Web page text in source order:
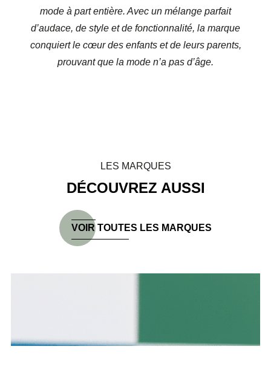
mode à part entière. Avec un mélange parfait
d’audace, de style et de fonctionnalité, la marque
conquiert le cœur des enfants et de leurs parents,
prouvant que la mode n’a pas d’âge.
DÉCOUVREZ AUSSI
LES MARQUES
VOIR TOUTES LES MARQUES